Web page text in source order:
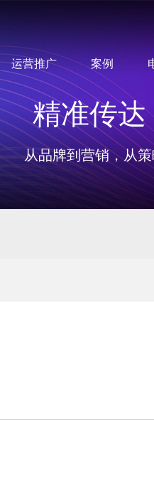
运营推广 案例
精准传达
从品牌到营销，从